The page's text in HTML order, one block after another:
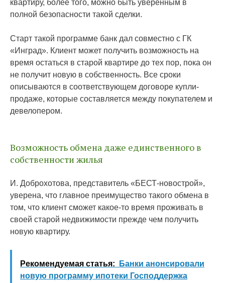
квартиру, более того, можно быть уверенным в
полной безопасности такой сделки.
Старт такой программе банк дал совместно с ГК
«Инград». Клиент может получить возможность на
время остаться в старой квартире до тех пор, пока он
не получит новую в собственность. Все сроки
описываются в соответствующем договоре купли-
продаже, которые составляется между покупателем и
девелопером.
Возможность обмена даже единственного в
собственности жилья
И. Доброхотова, представитель «БЕСТ-новострой»,
уверена, что главное преимущество такого обмена в
том, что клиент сможет какое-то время проживать в
своей старой недвижимости прежде чем получить
новую квартиру.
Рекомендуемая статья:
Банки анонсировали
новую программу ипотеки Господдержка